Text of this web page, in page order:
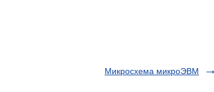
Микросхема микроЭВМ